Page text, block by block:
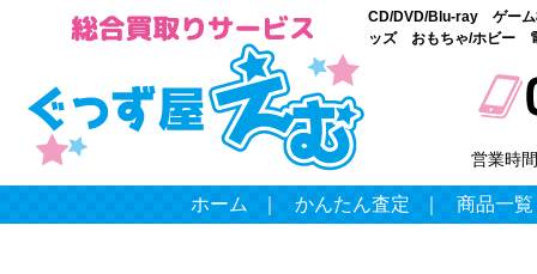
CD/DVD/Blu-ray ゲーム
ッズ おもちゃ/ホビー
営業時間
ホーム かんたん査定 商品一覧